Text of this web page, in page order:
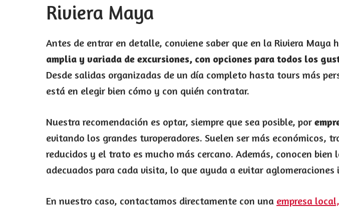
Riviera Maya
Antes de entrar en detalle, conviene saber que en la Riviera Maya
amplia y variada de excursiones, con opciones para todos los
Desde salidas organizadas de un día completo hasta tours más
está en elegir bien cómo y con quién contratar.
Nuestra recomendación es optar, siempre que sea posible, por
evitando los grandes turoperadores. Suelen ser más económicos,
reducidos y el trato es mucho más cercano. Además, conocen bien
adecuados para cada visita, lo que ayuda a evitar aglomeraciones
En nuestro caso, contactamos directamente con una empresa local,